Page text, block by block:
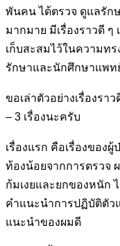
พันคน ได้ตรวจ ดูแลรัก
มากมาย มีเรื่องราวดี ๆ
เก็บสะสมไว้ในความทร
รักษาและนักศึกษาแพ
ขอเล่าตัวอย่างเรื่องรา
– 3 เรื่องนะครับ
เรื่องแรก คือเรื่องของ
ท้องน้อยจากการตรวจ
ก้มเงยและยกของหนัก
คำแนะนำการปฏิบัติตัว
แนะนำของผมดี